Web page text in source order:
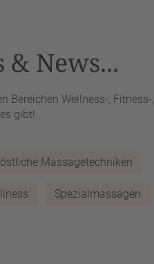
News...
Bereichen Wellness-,
gibt!
Massagetechniken
Spezialmassagen